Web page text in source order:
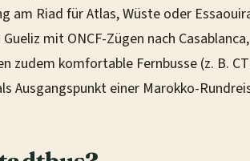
am Riad für Atlas, Wüste oder
Gueliz mit ONCF-Zügen nach
zudem komfortable Fernbusse (z. B.
Ausgangspunkt einer Marokko-